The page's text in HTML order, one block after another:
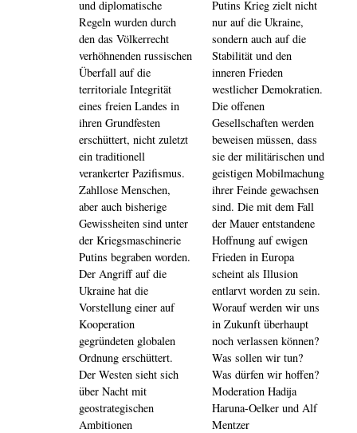
und diplomatische
Regeln wurden durch
den das Völkerrecht
verhöhnenden russischen
Überfall auf die
territoriale Integrität
eines freien Landes in
ihren Grundfesten
erschüttert, nicht zuletzt
ein traditionell
verankerter Pazifismus.
Zahllose Menschen,
aber auch bisherige
Gewissheiten sind unter
der Kriegsmaschinerie
Putins begraben worden.
Der Angriff auf die
Ukraine hat die
Vorstellung einer auf
Kooperation
gegründeten globalen
Ordnung erschüttert.
Der Westen sieht sich
über Nacht mit
geostrategischen
Ambitionen
Putins Krieg zielt nicht
nur auf die Ukraine,
sondern auch auf die
Stabilität und den
inneren Frieden
westlicher Demokratien.
Die offenen
Gesellschaften werden
beweisen müssen, dass
sie der militärischen und
geistigen Mobilmachung
ihrer Feinde gewachsen
sind. Die mit dem Fall
der Mauer entstandene
Hoffnung auf ewigen
Frieden in Europa
scheint als Illusion
entlarvt worden zu sein.
Worauf werden wir uns
in Zukunft überhaupt
noch verlassen können?
Was sollen wir tun?
Was dürfen wir hoffen?
Moderation Hadija
Haruna-Oelker und Alf
Mentzer